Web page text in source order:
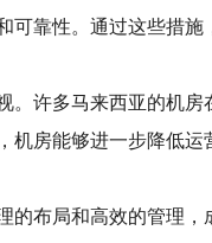
靠性。通过这些措
。许多马来西亚的机
房能够进一步降低运
的布局和高效的管理，